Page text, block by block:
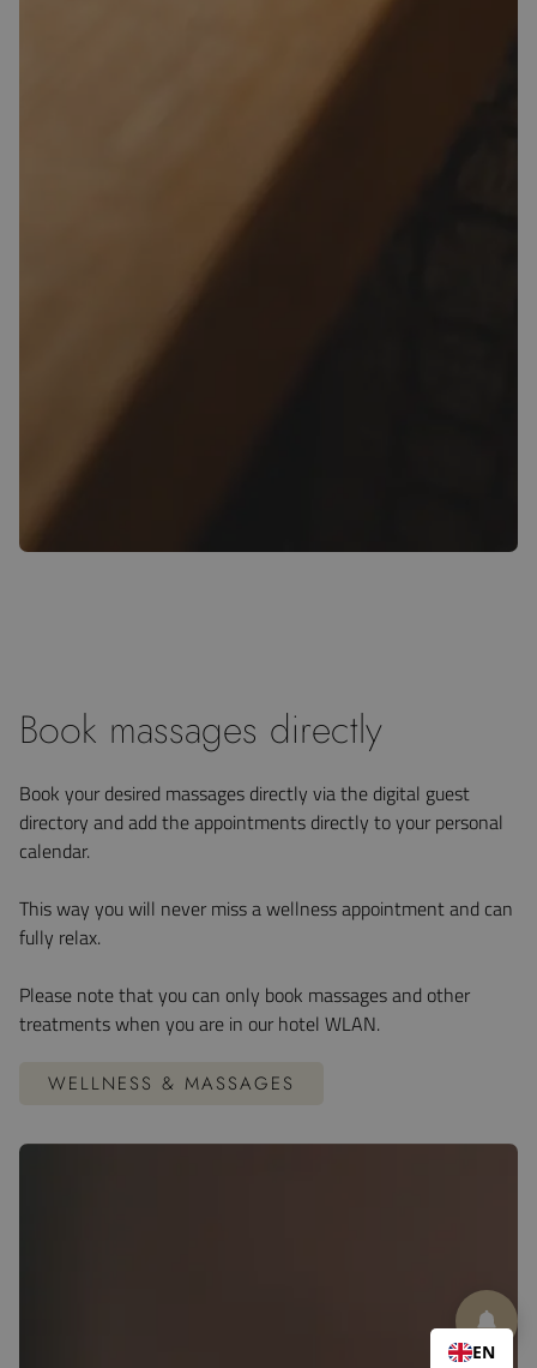
Book massages directly
Book your desired massages directly via the digital guest
directory and add the appointments directly to your personal
calendar.
This way you will never miss a wellness appointment and can
fully relax.
Please note that you can only book massages and other
treatments when you are in our hotel WLAN.
WELLNESS & MASSAGES
EN